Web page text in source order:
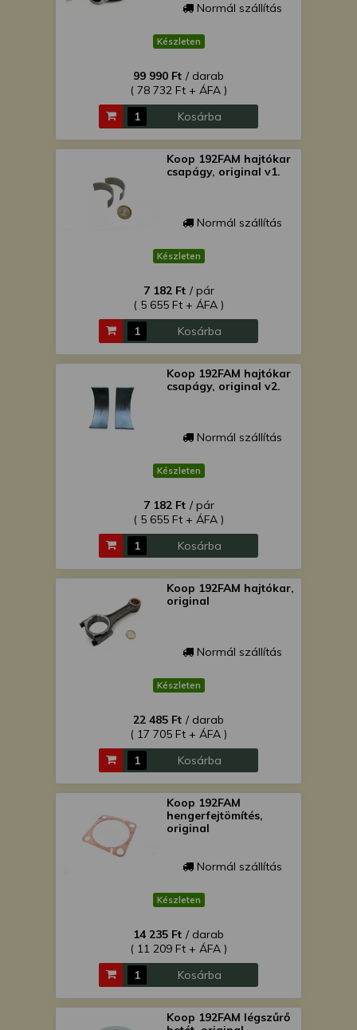
Normál szállítás
Készleten
99 990 Ft / darab
( 78 732 Ft + ÁFA )
Kosárba
Koop 192FAM hajtókar
csapágy, original v1.
Normál szállítás
Készleten
7 182 Ft / pár
( 5 655 Ft + ÁFA )
Kosárba
Koop 192FAM hajtókar
csapágy, original v2.
Normál szállítás
Készleten
7 182 Ft / pár
( 5 655 Ft + ÁFA )
Kosárba
Koop 192FAM hajtókar,
original
Normál szállítás
Készleten
22 485 Ft / darab
( 17 705 Ft + ÁFA )
Kosárba
Koop 192FAM
hengerfejtömítés,
original
Normál szállítás
Készleten
14 235 Ft / darab
( 11 209 Ft + ÁFA )
Kosárba
Koop 192FAM légszűrő